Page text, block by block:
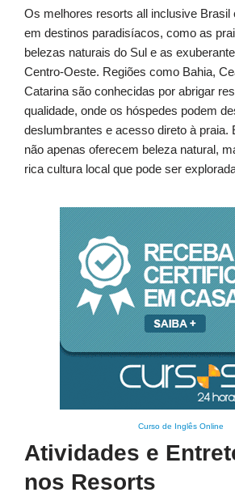
Os melhores resorts all inclusive Brasil
em destinos paradisíacos, como as
belezas naturais do Sul e as
Centro-Oeste. Regiões como Bahia,
Catarina são conhecidas por abrigar
qualidade, onde os hóspedes podem
deslumbrantes e acesso direto à praia.
não apenas oferecem beleza natural,
rica cultura local que pode ser
Curso de Inglês Online
Atividades e
nos Resorts